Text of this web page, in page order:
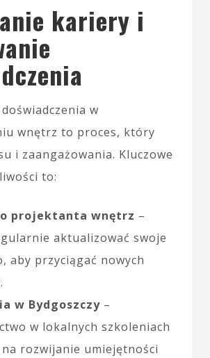
kariery i
w
wnętrz to proces, który
i zaangażowania. Kluczowe
to:
projektanta wnętrz –
aktualizować swoje
aby przyciągać nowych
w Bydgoszczy–
w lokalnych szkoleniach
rozwijanie umiejętności